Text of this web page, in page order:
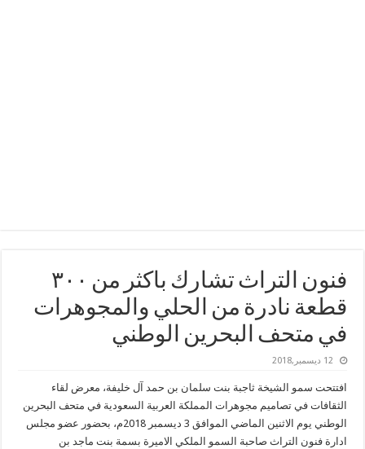
فنون التراث تشارك باكثر من ٣٠٠
قطعة نادرة من الحلي والمجوهرات
في متحف البحرين الوطني
12 ديسمبر,2018
افتتحت سمو الشيخة ثاجبة بنت سلمان بن حمد آل خليفة، معرض لقاء
الثقافات في تصاميم مجوهرات المملكة العربية السعودية في متحف البحرين
الوطني يوم الاثنين الماضي الموافق 3 ديسمبر 2018م، بحضور عضو مجلس
ادارة فنون التراث صاحبة السمو الملكي الاميرة بسمة بنت ماجد بن